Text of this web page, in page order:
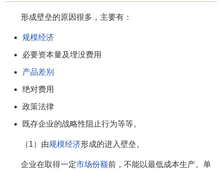
形成壁垒的原因很多，主要有：
规模经济
必要资本量及埋没费用
产品差别
绝对费用
政策法律
既存企业的战略性阻止行为等等。
（1）由规模经济形成的进入壁垒。
企业在取得一定市场份额前，不能以最低成本生产。单